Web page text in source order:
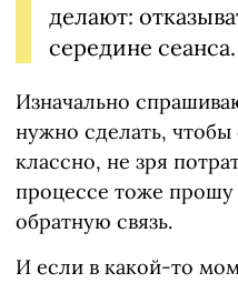
делают:
середине сеанса.
Изначально
нужно сделать, чтобы
классно, не зря
процессе тоже прошу
обратную связь.
И если в какой-то